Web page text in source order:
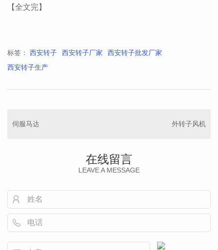
【全文完】
标签： 西安转子 西安转子厂家
西安转子批发厂家
西安转子生产
伺服马达 外转子风机
在线留言
LEAVE A MESSAGE